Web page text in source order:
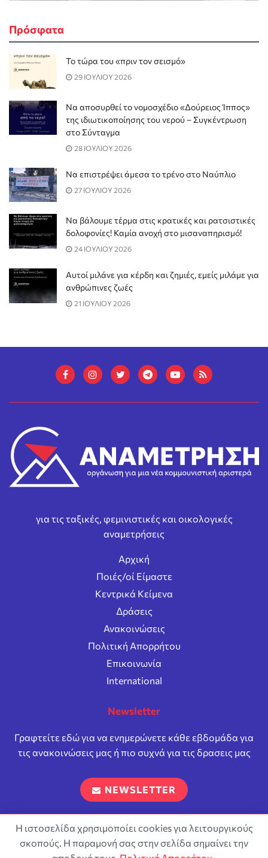
Πρόσφατα
Το τώρα του «πριν τον σεισμό»
29 ΙΟΥΛΙΟΥ 2026
Να αποσυρθεί το νομοσχέδιο «Δούρειος Ίππος»
της ιδιωτικοποίησης του νερού – Συγκέντρωση
στο Σύνταγμα
28 ΙΟΥΛΙΟΥ 2026
Να επιστρέψει άμεσα το τρένο στο Ναύπλιο
27 ΙΟΥΛΙΟΥ 2026
Να βάλουμε τέρμα στις κρατικές και ρατσιστικές
δολοφονίες! Καμία ανοχή στο μισαναπηρισμό!
24 ΙΟΥΛΙΟΥ 2026
Αυτοί μιλάνε για κέρδη και ζημιές, εμείς μιλάμε για
ανθρώπινες ζωές
21 ΙΟΥΛΙΟΥ 2026
για τις ταξικές, φεμινιστικές και οικολογικές
αναμετρήσεις
Αρχική
Ποιές/οί Είμαστε
Κεντρικά Κείμενα
Δράσεις
Ανακοινώσεις
Πολιτική Απορρήτου
Επικοινωνία
International
Newsletter
Γραφτείτε εδώ για να ενημερώνετε κάθε εβδομάδα για
τις ανακοινώσεις μας ή πιο συχνά για τις δρασεις μας
NEWSLETTER
Επιτρέπεται η αναπαραγωγή και διανομή του περιεχόμενου
σύμφωνα με τους όρους της άδειαςAttribution-ShareAlike 4.0
Η ιστοσελίδα χρησιμοποίει cookies για λειτουργικούς
σκοπούς. Η παραμονή σας στην σελίδα σημαίνει την